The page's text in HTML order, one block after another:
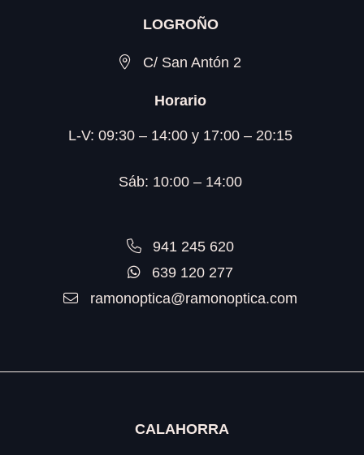
LOGROÑO
C/ San Antón 2
Horario
L-V: 09:30 – 14:00 y 17:00 – 20:15
Sáb: 10:00 – 14:00
941 245 620
639 120 277
ramonoptica@ramonoptica.com
CALAHORRA